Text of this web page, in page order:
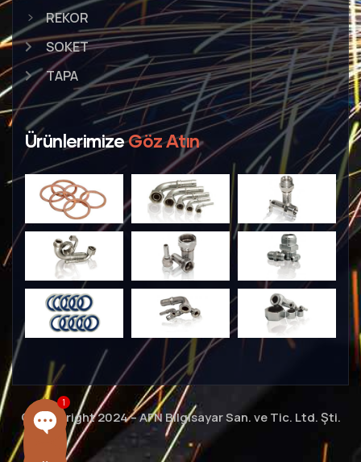
REKOR
SOKET
TAPA
ÜrünlerimizeGöz Atın
© Copyright 2024 –AFN Bilgisayar San. ve Tic. Ltd. Şti.
OPEN CHATY
1